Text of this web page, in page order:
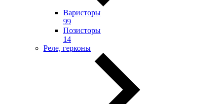
Варисторы
99
Позисторы
14
Реле, герконы